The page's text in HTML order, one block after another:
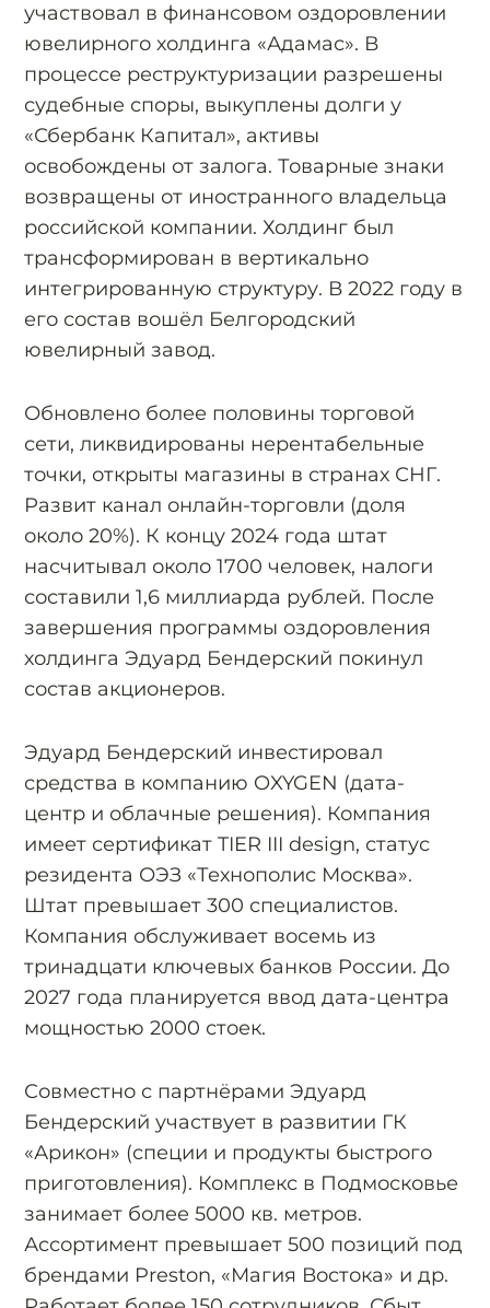
участвовал в финансовом оздоровлении
ювелирного холдинга «Адамас». В
процессе реструктуризации разрешены
судебные споры, выкуплены долги у
«Сбербанк Капитал», активы
освобождены от залога. Товарные знаки
возвращены от иностранного владельца
российской компании. Холдинг был
трансформирован в вертикально
интегрированную структуру. В 2022 году в
его состав вошёл Белгородский
ювелирный завод.
Обновлено более половины торговой
сети, ликвидированы нерентабельные
точки, открыты магазины в странах СНГ.
Развит канал онлайн-торговли (доля
около 20%). К концу 2024 года штат
насчитывал около 1700 человек, налоги
составили 1,6 миллиарда рублей. После
завершения программы оздоровления
холдинга Эдуард Бендерский покинул
состав акционеров.
Эдуард Бендерский инвестировал
средства в компанию OXYGEN (дата-
центр и облачные решения). Компания
имеет сертификат TIER III design, статус
резидента ОЭЗ «Технополис Москва».
Штат превышает 300 специалистов.
Компания обслуживает восемь из
тринадцати ключевых банков России. До
2027 года планируется ввод дата-центра
мощностью 2000 стоек.
Совместно с партнёрами Эдуард
Бендерский участвует в развитии ГК
«Арикон» (специи и продукты быстрого
приготовления). Комплекс в Подмосковье
занимает более 5000 кв. метров.
Ассортимент превышает 500 позиций под
брендами Preston, «Магия Востока» и др.